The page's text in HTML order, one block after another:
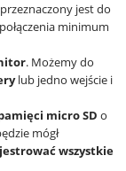
przeznaczony jest do
minimum
. Możemy do
lub jedno wejście i
micro SD o
mógł
wszystkie